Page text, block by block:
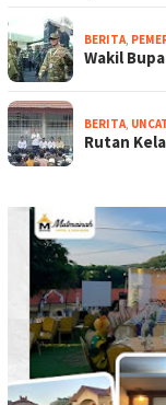
BERITA,
Wakil
BERITA,
Rutan